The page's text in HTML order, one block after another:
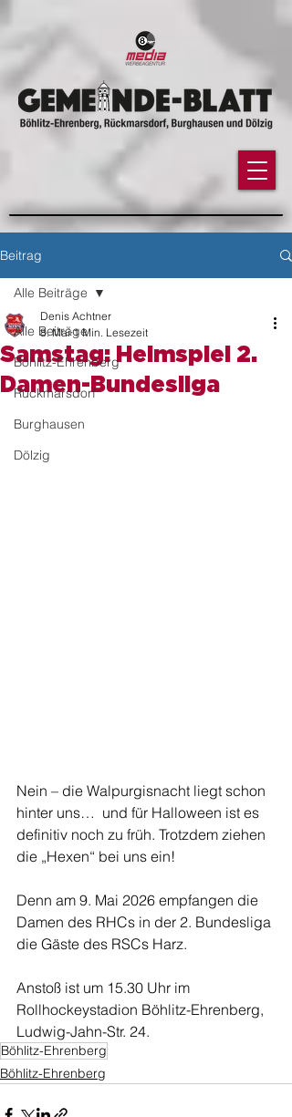
Beitrag
Alle Beiträge
Böhlitz-Ehrenberg
Rückmarsdorf
Burghausen
Dölzig
Alle Beiträge
Samstag: Heimspiel 2.
Damen-Bundesliga
Denis Achtner
8. Mai 1 Min. Lesezeit
Nein – die Walpurgisnacht liegt schon
hinter uns…  und für Halloween ist es
definitiv noch zu früh. Trotzdem ziehen
die „Hexen“ bei uns ein!
Denn am 9. Mai 2026 empfangen die
Damen des RHCs in der 2. Bundesliga
die Gäste des RSCs Harz.
Anstoß ist um 15.30 Uhr im
Rollhockeystadion Böhlitz-Ehrenberg,
Ludwig-Jahn-Str. 24.
Böhlitz-Ehrenberg
Böhlitz-Ehrenberg